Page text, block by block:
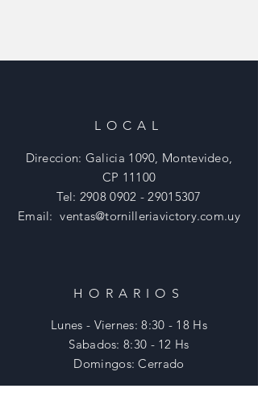
LOCAL
Direccion: Galicia 1090, Montevideo,
CP 11100
Tel: 2908 0902 - 29015307
Email:ventas@tornilleriavictory.com.uy
HORARIOS
Lunes - Viernes: 8:30 - 18 Hs
​​Sabados: 8:30 - 12 Hs
​Domingos: Cerrado